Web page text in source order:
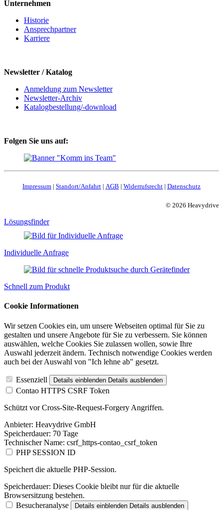
Unternehmen
Historie
Ansprechpartner
Karriere
Newsletter / Katalog
Anmeldung zum Newsletter
Newsletter-Archiv
Katalogbestellung/-download
Folgen Sie uns auf:
Impressum | Standort/Anfahrt | AGB | Widerrufsrecht | Datenschutz
© 2026 Heavydrive
Lösungsfinder
Individuelle Anfrage
Schnell zum Produkt
Cookie Informationen
Wir setzen Cookies ein, um unsere Webseiten optimal für Sie zu
gestalten und unsere Angebote für Sie zu verbessern. Sie können
auswählen, welche Cookies Sie zulassen wollen, sowie Ihre
Auswahl jederzeit ändern. Technisch notwendige Cookies werden
auch bei der Auswahl von "Ich lehne ab" gesetzt.
Essenziell Details einblenden Details ausblenden
Contao HTTPS CSRF Token
Schützt vor Cross-Site-Request-Forgery Angriffen.
Anbieter: Heavydrive GmbH
Speicherdauer: 70 Tage
Technischer Name: csrf_https-contao_csrf_token
PHP SESSION ID
Speichert die aktuelle PHP-Session.
Speicherdauer: Dieses Cookie bleibt nur für die aktuelle
Browsersitzung bestehen.
Besucheranalyse
Details einblenden Details ausblenden